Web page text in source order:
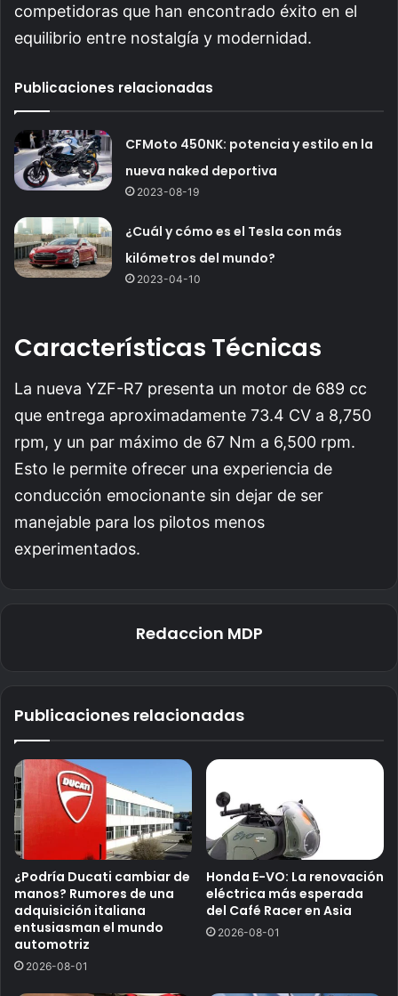
competidoras que han encontrado éxito en el
equilibrio entre nostalgía y modernidad.
Publicaciones relacionadas
CFMoto 450NK: potencia y estilo en la
nueva naked deportiva
2023-08-19
¿Cuál y cómo es el Tesla con más
kilómetros del mundo?
2023-04-10
Características Técnicas
La nueva YZF-R7 presenta un motor de 689 cc
que entrega aproximadamente 73.4 CV a 8,750
rpm, y un par máximo de 67 Nm a 6,500 rpm.
Esto le permite ofrecer una experiencia de
conducción emocionante sin dejar de ser
manejable para los pilotos menos
experimentados.
Redaccion MDP
Publicaciones relacionadas
¿Podría Ducati cambiar de
manos? Rumores de una
adquisición italiana
entusiasman el mundo
automotriz
2026-08-01
Honda E-VO: La renovación
eléctrica más esperada
del Café Racer en Asia
2026-08-01